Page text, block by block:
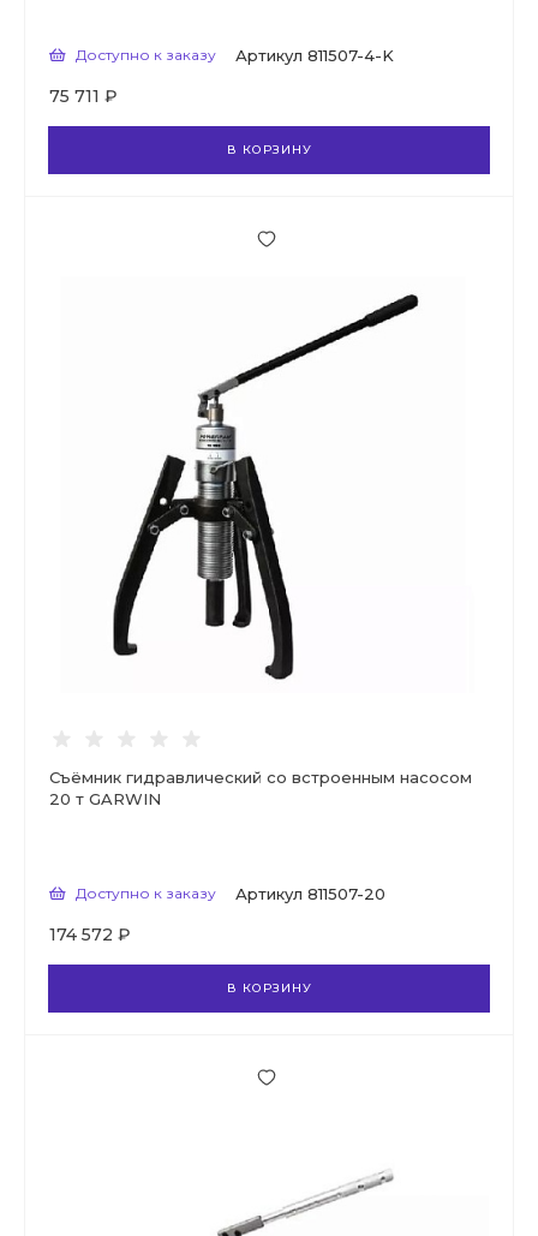
Доступно к заказу Артикул 811507-4-K
75 711 ₽
В КОРЗИНУ
Съёмник гидравлический со встроенным насосом
20 т GARWIN
Доступно к заказу Артикул 811507-20
174 572 ₽
В КОРЗИНУ